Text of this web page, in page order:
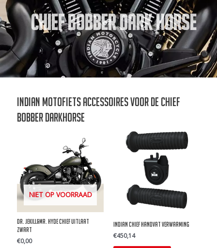
Chief Bobber Dark Horse
Indian motofiets accessoires voor de Chief
Bobber Darkhorse
NIET OP VOORRAAD
Dr. Jekill&Mr. Hyde Chief uitlaat
zwart
€0,00
Indian Chief Handvat verwarming
€450,14